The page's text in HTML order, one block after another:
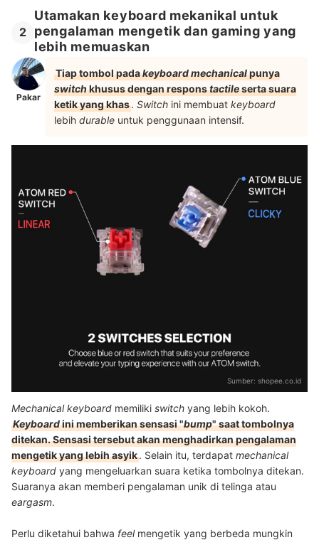
2
Utamakan keyboard mekanikal untuk
pengalaman mengetik dan gaming yang
lebih memuaskan
Pakar
Tiap tombol padakeyboard mechanicalpunya
switchkhusus dengan responstactileserta suara
ketik yang khas. Switch ini membuat keyboard
lebih durable untuk penggunaan intensif.
Sumber: shopee.co.id
Mechanical keyboard memiliki switch yang lebih kokoh.
Keyboardini memberikan sensasi "bump" saat tombolnya
ditekan. Sensasi tersebut akan menghadirkan pengalaman
mengetik yang lebih asyik. Selain itu, terdapat mechanical
keyboard yang mengeluarkan suara ketika tombolnya ditekan.
Suaranya akan memberi pengalaman unik di telinga atau
eargasm.
Perlu diketahui bahwa feelmengetik yang berbeda mungkin